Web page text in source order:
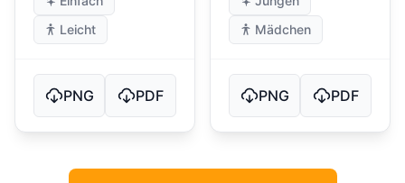
Leicht
PNG PDF
Mädchen
PNG PDF